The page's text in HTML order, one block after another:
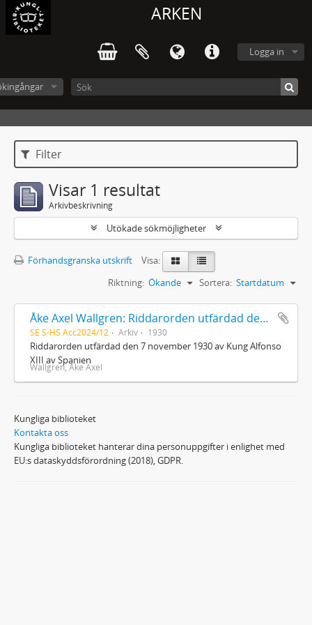
ARKEN
Logga in
Filter
Visar 1 resultat
Arkivbeskrivning
Utökade sökmöjligheter
Förhandsgranska utskrift
Visa:
Sortera: Startdatum
Riktning: Ökande
Åke Axel Wallgren: Riddarorden utfärdad den 7 november 1930 av Kung Alfonso XIII av Spanien
SE S-HS Acc2024/12 Arkiv 1930
Riddarorden utfärdad den 7 november 1930 av Kung Alfonso
XIII av Spanien
Wallgren, Åke Axel
Kungliga biblioteket
Kontakta oss
Kungliga biblioteket hanterar dina personuppgifter i enlighet med
EU:s dataskyddsförordning (2018), GDPR.